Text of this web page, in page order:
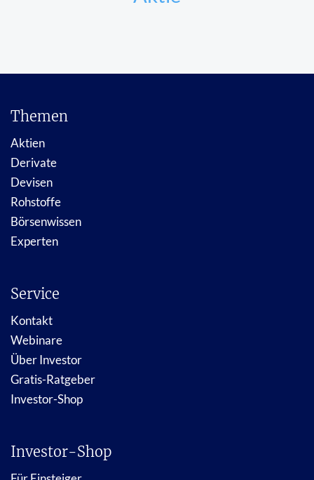
Themen
Aktien
Derivate
Devisen
Rohstoffe
Börsenwissen
Experten
Service
Kontakt
Webinare
Über Investor
Gratis-Ratgeber
Investor-Shop
Investor-Shop